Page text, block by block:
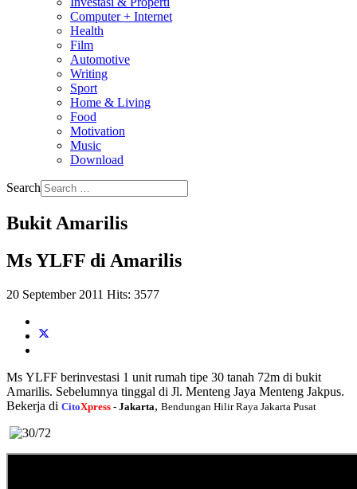
Computer + Internet
Health
Film
Automotive
Writing
Sport
Home & Living
Food
Motivation
Music
Download
Search
Bukit Amarilis
Ms YLFF di Amarilis
20 September 2011 Hits: 3577
Ms YLFF berinvestasi 1 unit rumah tipe 30 tanah 72m di bukit
Amarilis. Sebelumnya tinggal di Jl. Menteng Jaya Menteng Jakpus.
Bekerja di CitoXpress - Jakarta, Bendungan Hilir Raya Jakarta Pusat